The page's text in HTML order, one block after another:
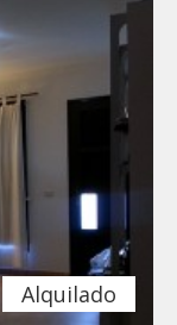
Alquilado